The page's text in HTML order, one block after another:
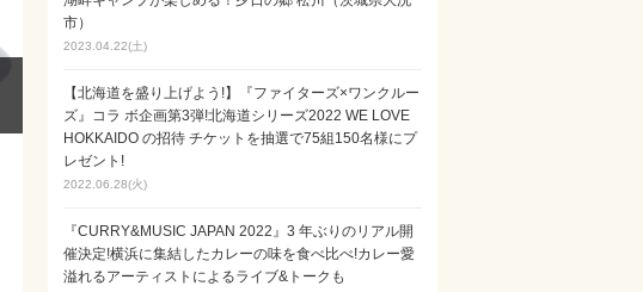
市）
2023.04.22(土)
【北海道を盛り上げよう!】『ファイターズ×ワンクルー
ズ』コラ ボ企画第3弾!北海道シリーズ2022 WE LOVE
HOKKAIDO の招待 チケットを抽選で75組150名様にプ
レゼント!
2022.06.28(火)
『CURRY&MUSIC JAPAN 2022』3 年ぶりのリアル開
催決定!横浜に集結したカレーの味を食べ比べ!カレー愛
溢れるアーティストによるライブ&トークも